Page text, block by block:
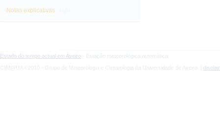
Notas explicativas
Estado do tempo actual em Aveiro - Estação meteorológica automática
CliM@UA ©2010 - Grupo de Meteorologia e Climatologia da Universidade de Aveiro |